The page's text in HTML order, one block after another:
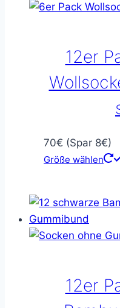
12er
70€ (Spar 8€)
Größe wählen
12er